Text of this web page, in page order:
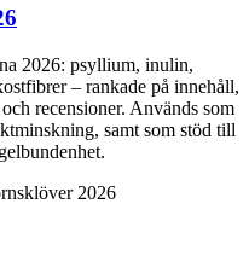
2026: psyllium, inulin,
– rankade på innehåll,
recensioner. Används som
samt som stöd till